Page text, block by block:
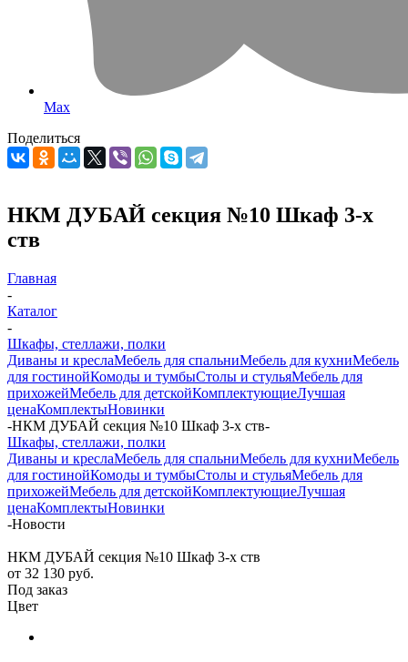
Max
Поделиться
НКМ ДУБАЙ секция №10 Шкаф 3-х
ств
Главная
-
Каталог
-
Шкафы, стеллажи, полки
Диваны и креслаМебель для спальниМебель для кухниМебель
для гостинойКомоды и тумбыСтолы и стульяМебель для
прихожейМебель для детскойКомплектующиеЛучшая
ценаКомплектыНовинки
-НКМ ДУБАЙ секция №10 Шкаф 3-х ств-
Шкафы, стеллажи, полки
Диваны и креслаМебель для спальниМебель для кухниМебель
для гостинойКомоды и тумбыСтолы и стульяМебель для
прихожейМебель для детскойКомплектующиеЛучшая
ценаКомплектыНовинки
-Новости
НКМ ДУБАЙ секция №10 Шкаф 3-х ств
от 32 130 руб.
Под заказ
Цвет